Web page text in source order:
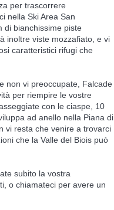
per trascorrere
nella Ski Area San
di bianchissime piste
inoltre viste mozzafiato, e vi
caratteristici rifugi che
non vi preoccupate, Falcade
per riempire le vostre
con le ciaspe, 10
ad anello nella Piana di
vi resta che venire a trovarci
che la Valle del Biois può
subito la vostra
o chiamateci per avere un